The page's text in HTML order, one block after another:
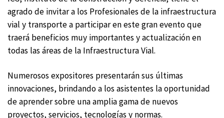
agrado de invitar a los Profesionales de la infraestructura
vial y transporte a participar en este gran evento que
traerá beneficios muy importantes y actualización en
todas las áreas de la Infraestructura Vial.
Numerosos expositores presentarán sus últimas
innovaciones, brindando a los asistentes la oportunidad
de aprender sobre una amplia gama de nuevos
proyectos, servicios, tecnologías y normas.